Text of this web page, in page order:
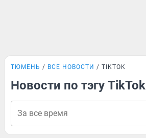
ТЮМЕНЬ ВСЕ НОВОСТИ TIKTOK
Новости по тэгу TikTok